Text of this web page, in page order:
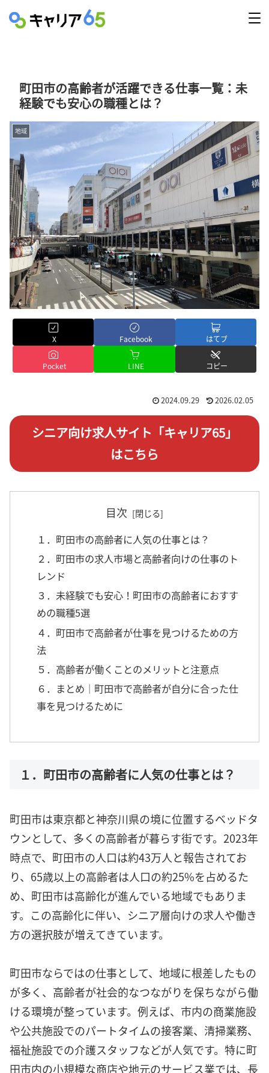
町田市の高齢者が活躍できる仕事一覧：未
経験でも安心の職種とは？
地域
X Facebook はてブ
Pocket LINE コピー
2024.09.29 2026.02.05
シニア向け求人サイト「キャリア65」
はこちら
目次
１．町田市の高齢者に人気の仕事とは？
２．町田市の求人市場と高齢者向けの仕事のト
レンド
３．未経験でも安心！町田市の高齢者におすす
めの職種5選
４．町田市で高齢者が仕事を見つけるための方
法
５．高齢者が働くことのメリットと注意点
６．まとめ｜町田市で高齢者が自分に合った仕
事を見つけるために
１．町田市の高齢者に人気の仕事とは？
町田市は東京都と神奈川県の境に位置するベッドタ
ウンとして、多くの高齢者が暮らす街です。2023年
時点で、町田市の人口は約43万人と報告されてお
り、65歳以上の高齢者は人口の約25%を占めるた
め、町田市は高齢化が進んでいる地域でもありま
す。この高齢化に伴い、シニア層向けの求人や働き
方の選択肢が増えてきています。
町田市ならではの仕事として、地域に根差したもの
が多く、高齢者が社会的なつながりを保ちながら働
ける環境が整っています。例えば、市内の商業施設
や公共施設でのパートタイムの接客業、清掃業務、
福祉施設での介護スタッフなどが人気です。特に町
田市内の小規模な商店や地元のサービス業では、長